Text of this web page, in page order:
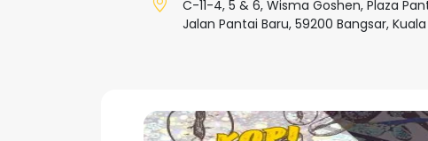
C-11-4, 5 & 6, Wisma Goshen, Plaza
Jalan Pantai Baru, 59200 Bangsar,